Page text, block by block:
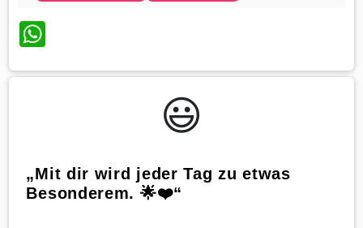
WhatsApp
😃️
„Mit dir wird jeder Tag zu etwas
Besonderem. 🌟❤️“